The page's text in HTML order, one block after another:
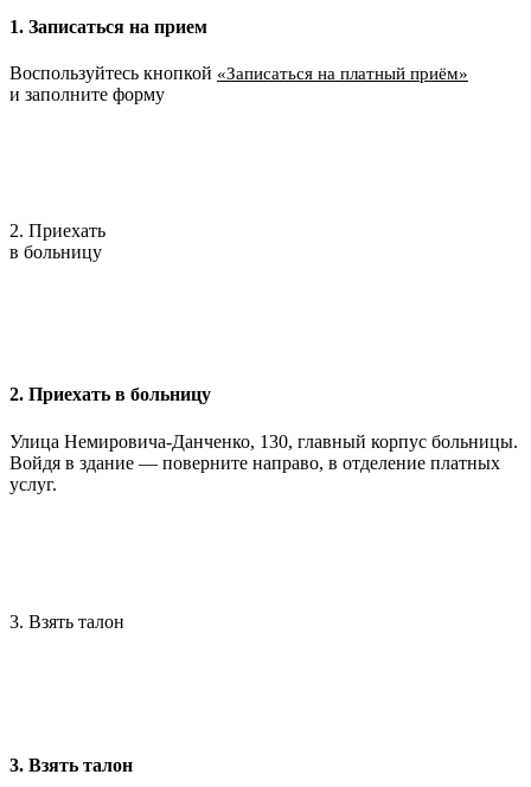
1. Записаться на прием
Воспользуйтесь кнопкой «Записаться на платный приём»
и заполните форму
2. Приехать
в больницу
2. Приехать в больницу
Улица Немировича-Данченко, 130, главный корпус больницы.
Войдя в здание — поверните направо, в отделение платных
услуг.
3. Взять талон
3. Взять талон